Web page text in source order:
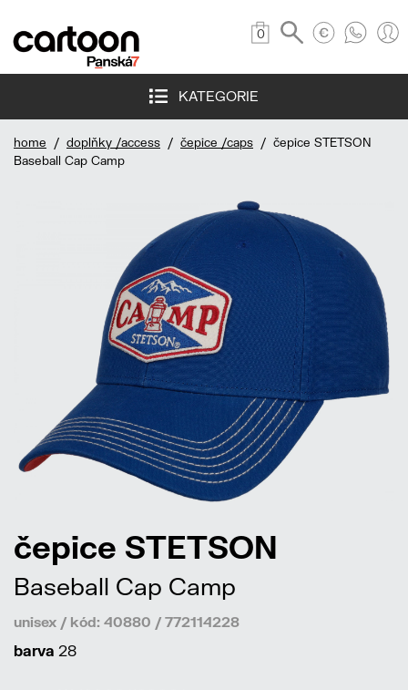
0
KATEGORIE
home / doplňky /access / čepice /caps / čepice STETSON
Baseball Cap Camp
čepice STETSON
Baseball Cap Camp
unisex / kód: 40880 / 772114228
barva 28